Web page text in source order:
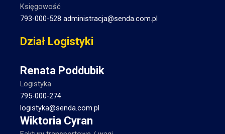
Księgowość
793-000-528 administracja@senda.com.pl
Dział Logistyki
Renata Poddubik
Logistyka
795-000-274
logistyka@senda.com.pl
Wiktoria Cyran